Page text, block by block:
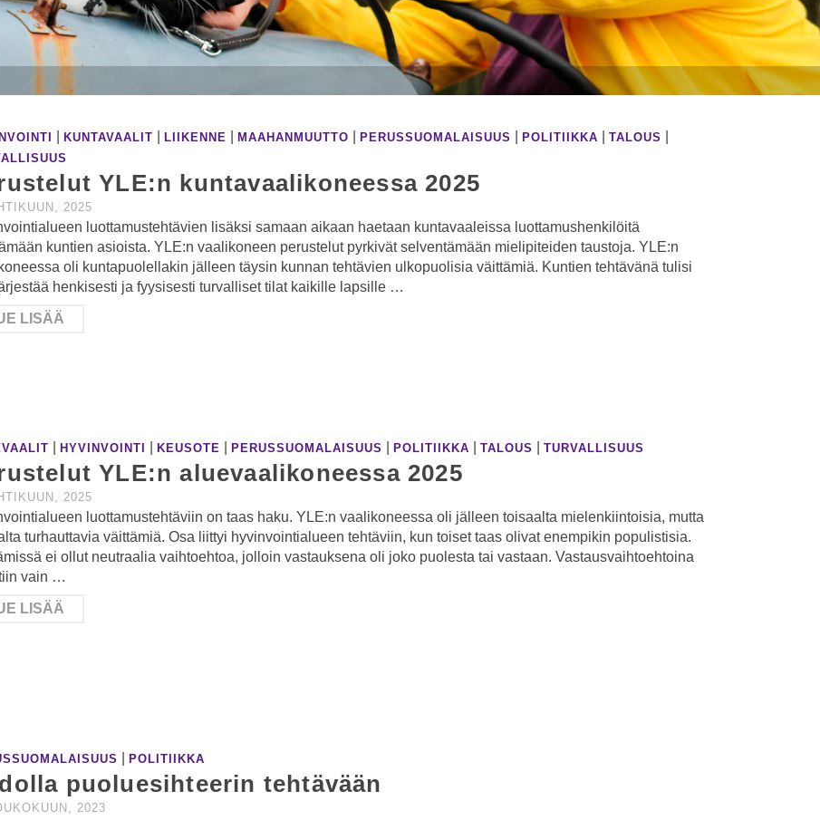
KUNTAVAALIT LIIKENNE MAAHANMUUTTO PERUSSUOMALAISUUS POLITIIKKA TALOUS
YLE:n kuntavaalikoneessa 2025
2025
luottamustehtävien lisäksi samaan aikaan haetaan kuntavaaleissa luottamushenkilöitä
kuntien asioista. YLE:n vaalikoneen perustelut pyrkivät selventämään mielipiteiden taustoja. YLE:n
oli kuntapuolellakin jälleen täysin kunnan tehtävien ulkopuolisia väittämiä. Kuntien tehtävänä tulisi
henkisesti ja fyysisesti turvalliset tilat kaikille lapsille …
LISÄÄ
HYVINVOINTI KEUSOTE PERUSSUOMALAISUUS POLITIIKKA TALOUS TURVALLISUUS
YLE:n aluevaalikoneessa 2025
2025
luottamustehtäviin on taas haku. YLE:n vaalikoneessa oli jälleen toisaalta mielenkiintoisia, mutta
turhauttavia väittämiä. Osa liittyi hyvinvointialueen tehtäviin, kun toiset taas olivat enempikin populistisia.
ei ollut neutraalia vaihtoehtoa, jolloin vastauksena oli joko puolesta tai vastaan. Vastausvaihtoehtoina
vain …
LISÄÄ
POLITIIKKA
puoluesihteerin tehtävään
2023